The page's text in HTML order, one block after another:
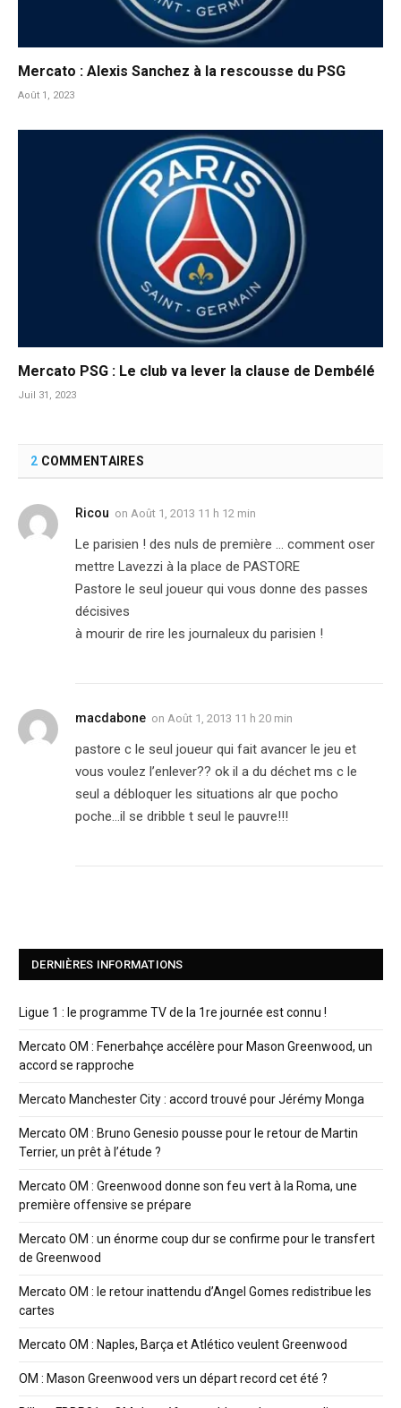
Mercato : Alexis Sanchez à la rescousse du PSG
Août 1, 2023
Mercato PSG : Le club va lever la clause de Dembélé
Juil 31, 2023
2 COMMENTAIRES
Ricou on Août 1, 2013 11 h 12 min
Le parisien ! des nuls de première … comment oser
mettre Lavezzi à la place de PASTORE
Pastore le seul joueur qui vous donne des passes
décisives
à mourir de rire les journaleux du parisien !
macdabone on Août 1, 2013 11 h 20 min
pastore c le seul joueur qui fait avancer le jeu et
vous voulez l’enlever?? ok il a du déchet ms c le
seul a débloquer les situations alr que pocho
poche…il se dribble t seul le pauvre!!!
DERNIÈRES INFORMATIONS
Ligue 1 : le programme TV de la 1re journée est connu !
Mercato OM : Fenerbahçe accélère pour Mason Greenwood, un
accord se rapproche
Mercato Manchester City : accord trouvé pour Jérémy Monga
Mercato OM : Bruno Genesio pousse pour le retour de Martin
Terrier, un prêt à l’étude ?
Mercato OM : Greenwood donne son feu vert à la Roma, une
première offensive se prépare
Mercato OM : un énorme coup dur se confirme pour le transfert
de Greenwood
Mercato OM : le retour inattendu d’Angel Gomes redistribue les
cartes
Mercato OM : Naples, Barça et Atlético veulent Greenwood
OM : Mason Greenwood vers un départ record cet été ?